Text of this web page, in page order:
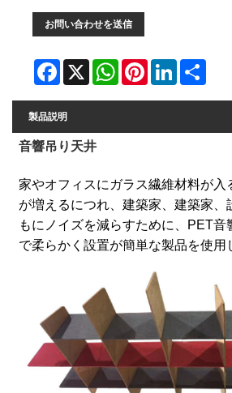
お問い合わせを送信
Facebook WhatsAppPinterestLinkedIn
製品説明
音響吊り天井
家やオフィスにガラス繊維材料が入
が増えるにつれ、建築家、建築家、
もにノイズを減らすために、PET音
で柔らかく設置が簡単な製品を使用